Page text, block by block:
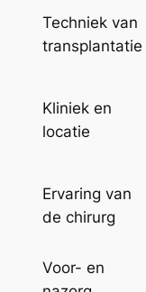
Techniek van
transplantatie
Kliniek en
locatie
Ervaring van
de chirurg
Voor- en